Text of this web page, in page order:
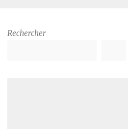
Rechercher